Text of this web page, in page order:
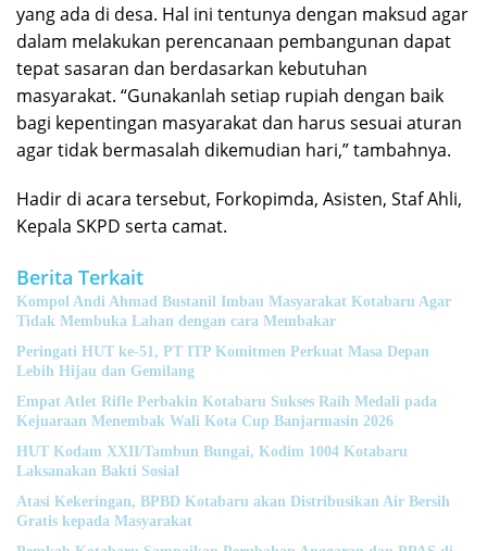
yang ada di desa. Hal ini tentunya dengan maksud agar
dalam melakukan perencanaan pembangunan dapat
tepat sasaran dan berdasarkan kebutuhan
masyarakat. “Gunakanlah setiap rupiah dengan baik
bagi kepentingan masyarakat dan harus sesuai aturan
agar tidak bermasalah dikemudian hari,” tambahnya.
Hadir di acara tersebut, Forkopimda, Asisten, Staf Ahli,
Kepala SKPD serta camat.
Berita Terkait
Kompol Andi Ahmad Bustanil Imbau Masyarakat Kotabaru Agar
Tidak Membuka Lahan dengan cara Membakar
Peringati HUT ke-51, PT ITP Komitmen Perkuat Masa Depan
Lebih Hijau dan Gemilang
Empat Atlet Rifle Perbakin Kotabaru Sukses Raih Medali pada
Kejuaraan Menembak Wali Kota Cup Banjarmasin 2026
HUT Kodam XXII/Tambun Bungai, Kodim 1004 Kotabaru
Laksanakan Bakti Sosial
Atasi Kekeringan, BPBD Kotabaru akan Distribusikan Air Bersih
Gratis kepada Masyarakat